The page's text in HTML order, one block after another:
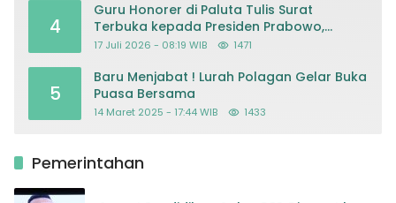
4
Guru Honorer di Paluta Tulis Surat
Terbuka kepada Presiden Prabowo,
Mohon Keadilan atas Dugaan
17 Juli 2026 - 08:19 WIB 1471
5
Baru Menjabat ! Lurah Polagan Gelar Buka
Puasa Bersama
14 Maret 2025 - 17:44 WIB 1433
Pemerintahan